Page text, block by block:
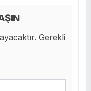
Gerekli